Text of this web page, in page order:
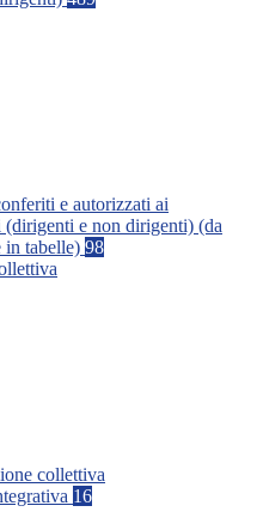
e autorizzati ai
(dirigenti e non dirigenti) (da
in tabelle) 98
collettiva
16